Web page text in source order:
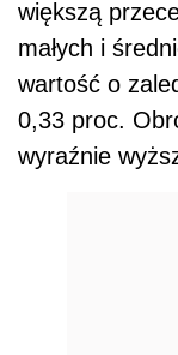
większą
małych i
wartość o
0,33 proc.
wyraźnie